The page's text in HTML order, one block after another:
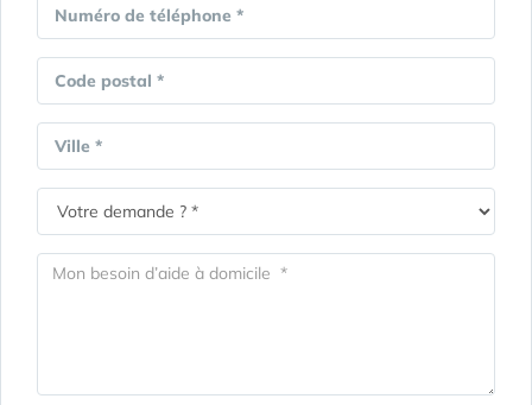
Numéro de téléphone *
Code postal *
Ville *